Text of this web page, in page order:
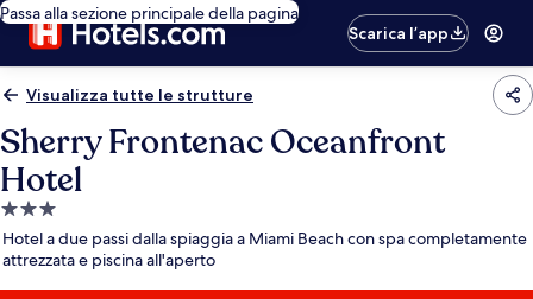
Passa alla sezione principale della pagina
Scarica l’app
Visualizza tutte le strutture
Sherry Frontenac Oceanfront
Hotel
Struttura
a
3.0
stelle
Hotel a due passi dalla spiaggia a Miami Beach con spa completamente
attrezzata e piscina all'aperto